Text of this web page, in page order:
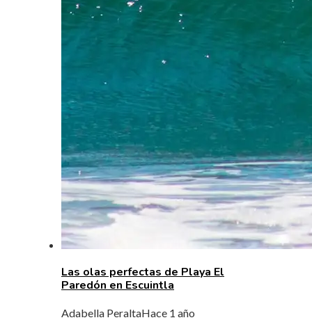
Las olas perfectas de Playa El
Paredón en Escuintla
Adabella PeraltaHace 1 año